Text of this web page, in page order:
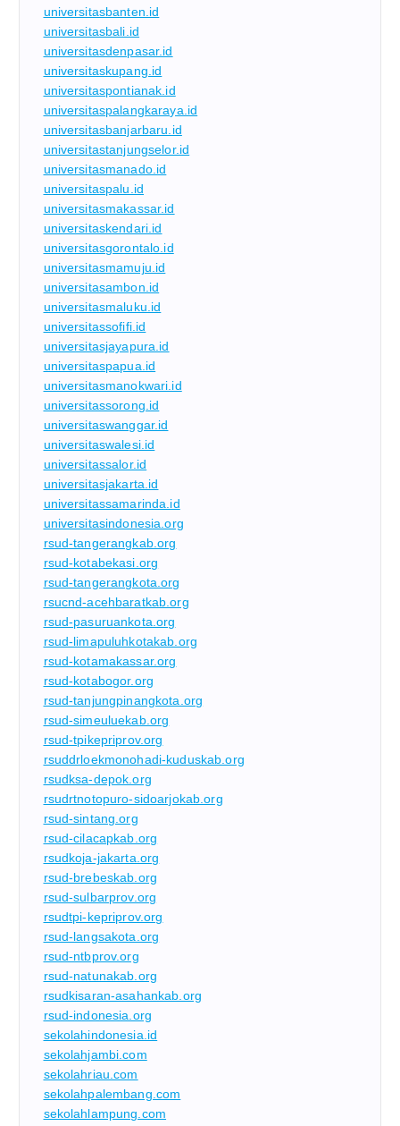
universitasbanten.id
universitasbali.id
universitasdenpasar.id
universitaskupang.id
universitaspontianak.id
universitaspalangkaraya.id
universitasbanjarbaru.id
universitastanjungselor.id
universitasmanado.id
universitaspalu.id
universitasmakassar.id
universitaskendari.id
universitasgorontalo.id
universitasmamuju.id
universitasambon.id
universitasmaluku.id
universitassofifi.id
universitasjayapura.id
universitaspapua.id
universitasmanokwari.id
universitassorong.id
universitaswanggar.id
universitaswalesi.id
universitassalor.id
universitasjakarta.id
universitassamarinda.id
universitasindonesia.org
rsud-tangerangkab.org
rsud-kotabekasi.org
rsud-tangerangkota.org
rsucnd-acehbaratkab.org
rsud-pasuruankota.org
rsud-limapuluhkotakab.org
rsud-kotamakassar.org
rsud-kotabogor.org
rsud-tanjungpinangkota.org
rsud-simeuluekab.org
rsud-tpikepriprov.org
rsuddrloekmonohadi-kuduskab.org
rsudksa-depok.org
rsudrtnotopuro-sidoarjokab.org
rsud-sintang.org
rsud-cilacapkab.org
rsudkoja-jakarta.org
rsud-brebeskab.org
rsud-sulbarprov.org
rsudtpi-kepriprov.org
rsud-langsakota.org
rsud-ntbprov.org
rsud-natunakab.org
rsudkisaran-asahankab.org
rsud-indonesia.org
sekolahindonesia.id
sekolahjambi.com
sekolahriau.com
sekolahpalembang.com
sekolahlampung.com